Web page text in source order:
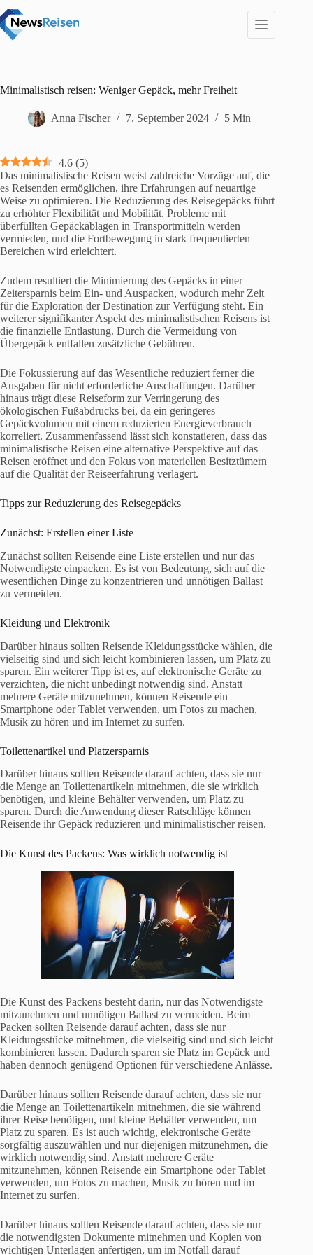
Inhalt
springen
Minimalistisch reisen: Weniger Gepäck, mehr Freiheit
Anna Fischer 7. September 2024 5 Min
4.6 (5)
Das minimalistische Reisen weist zahlreiche Vorzüge auf, die
es Reisenden ermöglichen, ihre Erfahrungen auf neuartige
Weise zu optimieren. Die Reduzierung des Reisegepäcks führt
zu erhöhter Flexibilität und Mobilität. Probleme mit
überfüllten Gepäckablagen in Transportmitteln werden
vermieden, und die Fortbewegung in stark frequentierten
Bereichen wird erleichtert.
Zudem resultiert die Minimierung des Gepäcks in einer
Zeitersparnis beim Ein- und Auspacken, wodurch mehr Zeit
für die Exploration der Destination zur Verfügung steht. Ein
weiterer signifikanter Aspekt des minimalistischen Reisens ist
die finanzielle Entlastung. Durch die Vermeidung von
Übergepäck entfallen zusätzliche Gebühren.
Die Fokussierung auf das Wesentliche reduziert ferner die
Ausgaben für nicht erforderliche Anschaffungen. Darüber
hinaus trägt diese Reiseform zur Verringerung des
ökologischen Fußabdrucks bei, da ein geringeres
Gepäckvolumen mit einem reduzierten Energieverbrauch
korreliert. Zusammenfassend lässt sich konstatieren, dass das
minimalistische Reisen eine alternative Perspektive auf das
Reisen eröffnet und den Fokus von materiellen Besitztümern
auf die Qualität der Reiseerfahrung verlagert.
Tipps zur Reduzierung des Reisegepäcks
Zunächst: Erstellen einer Liste
Zunächst sollten Reisende eine Liste erstellen und nur das
Notwendigste einpacken. Es ist von Bedeutung, sich auf die
wesentlichen Dinge zu konzentrieren und unnötigen Ballast
zu vermeiden.
Kleidung und Elektronik
Darüber hinaus sollten Reisende Kleidungsstücke wählen, die
vielseitig sind und sich leicht kombinieren lassen, um Platz zu
sparen. Ein weiterer Tipp ist es, auf elektronische Geräte zu
verzichten, die nicht unbedingt notwendig sind. Anstatt
mehrere Geräte mitzunehmen, können Reisende ein
Smartphone oder Tablet verwenden, um Fotos zu machen,
Musik zu hören und im Internet zu surfen.
Toilettenartikel und Platzersparnis
Darüber hinaus sollten Reisende darauf achten, dass sie nur
die Menge an Toilettenartikeln mitnehmen, die sie wirklich
benötigen, und kleine Behälter verwenden, um Platz zu
sparen. Durch die Anwendung dieser Ratschläge können
Reisende ihr Gepäck reduzieren und minimalistischer reisen.
Die Kunst des Packens: Was wirklich notwendig ist
Die Kunst des Packens besteht darin, nur das Notwendigste
mitzunehmen und unnötigen Ballast zu vermeiden. Beim
Packen sollten Reisende darauf achten, dass sie nur
Kleidungsstücke mitnehmen, die vielseitig sind und sich leicht
kombinieren lassen. Dadurch sparen sie Platz im Gepäck und
haben dennoch genügend Optionen für verschiedene Anlässe.
Darüber hinaus sollten Reisende darauf achten, dass sie nur
die Menge an Toilettenartikeln mitnehmen, die sie während
ihrer Reise benötigen, und kleine Behälter verwenden, um
Platz zu sparen. Es ist auch wichtig, elektronische Geräte
sorgfältig auszuwählen und nur diejenigen mitzunehmen, die
wirklich notwendig sind. Anstatt mehrere Geräte
mitzunehmen, können Reisende ein Smartphone oder Tablet
verwenden, um Fotos zu machen, Musik zu hören und im
Internet zu surfen.
Darüber hinaus sollten Reisende darauf achten, dass sie nur
die notwendigsten Dokumente mitnehmen und Kopien von
wichtigen Unterlagen anfertigen, um im Notfall darauf